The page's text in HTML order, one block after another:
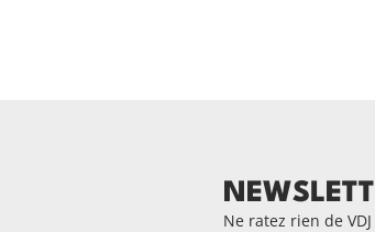
Ne ratez rien de